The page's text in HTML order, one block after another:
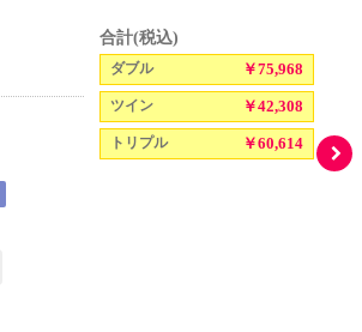
合計(税込)
ダブル ￥75,968
ツイン ￥42,308
トリプル ￥60,614